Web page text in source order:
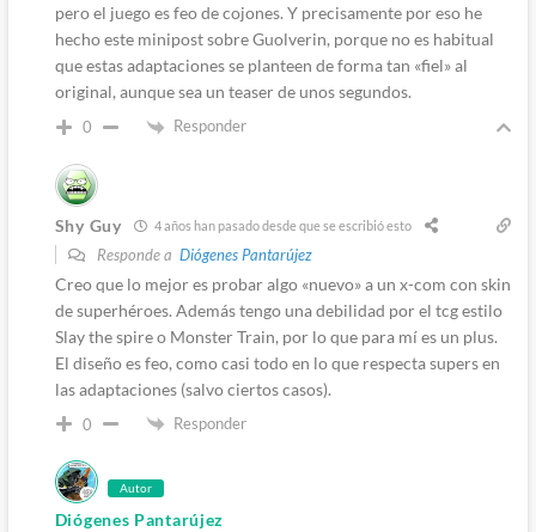
pero el juego es feo de cojones. Y precisamente por eso he
hecho este minipost sobre Guolverin, porque no es habitual
que estas adaptaciones se planteen de forma tan «fiel» al
original, aunque sea un teaser de unos segundos.
0 Responder
Shy Guy 4 años han pasado desde que se escribió esto
Responde a Diógenes Pantarújez
Creo que lo mejor es probar algo «nuevo» a un x-com con skin
de superhéroes. Además tengo una debilidad por el tcg estilo
Slay the spire o Monster Train, por lo que para mí es un plus.
El diseño es feo, como casi todo en lo que respecta supers en
las adaptaciones (salvo ciertos casos).
0 Responder
Autor
Diógenes Pantarújez